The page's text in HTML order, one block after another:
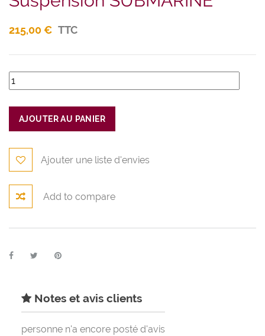
215,00 € TTC
AJOUTER AU PANIER
Ajouter une liste d'envies
Add to compare
Notes et avis clients
personne n'a encore posté d'avis